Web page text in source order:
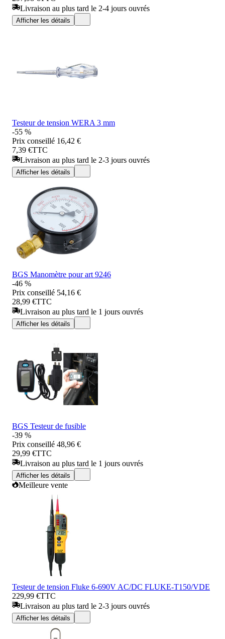
Livraison au plus tard le 2-4 jours ouvrés
Afficher les détails
Testeur de tension WERA 3 mm
-55 %
Prix conseillé 16,42 €
7,39 €TTC
Livraison au plus tard le 2-3 jours ouvrés
Afficher les détails
BGS Manomètre pour art 9246
-46 %
Prix conseillé 54,16 €
28,99 €TTC
Livraison au plus tard le 1 jours ouvrés
Afficher les détails
BGS Testeur de fusible
-39 %
Prix conseillé 48,96 €
29,99 €TTC
Livraison au plus tard le 1 jours ouvrés
Afficher les détails
Meilleure vente
Testeur de tension Fluke 6-690V AC/DC FLUKE-T150/VDE
229,99 €TTC
Livraison au plus tard le 2-3 jours ouvrés
Afficher les détails